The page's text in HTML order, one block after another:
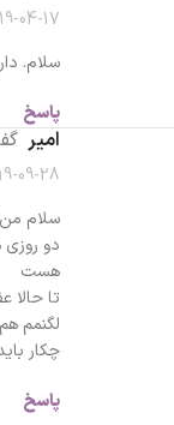
2019-04-17 در
سلام. داروی
پاسخ
امیر
2019-09-28 در
سلام
دو
هست
تا حالا
لگنمم
چکار
پاسخ